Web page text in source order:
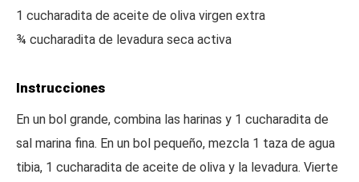
1 cucharadita de aceite de oliva virgen extra
¾ cucharadita de levadura seca activa
Instrucciones
En un bol grande, combina las harinas y 1 cucharadita de
sal marina fina. En un bol pequeño, mezcla 1 taza de agua
tibia, 1 cucharadita de aceite de oliva y la levadura. Vierte